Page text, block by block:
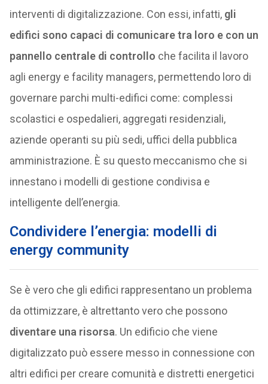
interventi di digitalizzazione. Con essi, infatti,gli
edifici sono capaci di comunicare tra loro e con un
pannello centrale di controllo che facilita il lavoro
agli energy e facility managers, permettendo loro di
governare parchi multi-edifici come: complessi
scolastici e ospedalieri, aggregati residenziali,
aziende operanti su più sedi, uffici della pubblica
amministrazione. È su questo meccanismo che si
innestano i modelli di gestione condivisa e
intelligente dell’energia.
Condividere l’energia: modelli di
energy community
Se è vero che gli edifici rappresentano un problema
da ottimizzare, è altrettanto vero che possono
diventare una risorsa. Un edificio che viene
digitalizzato può essere messo in connessione con
altri edifici per creare comunità e distretti energetici